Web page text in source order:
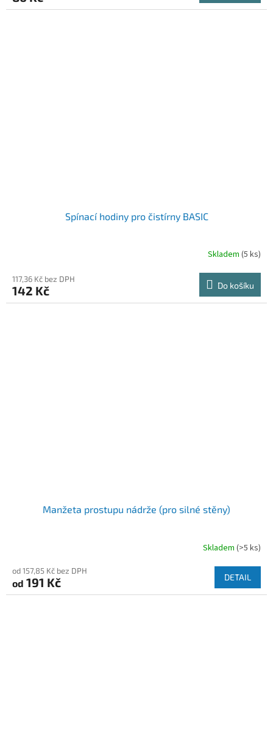
Spínací hodiny pro čistírny BASIC
Skladem (5 ks)
117,36 Kč bez DPH
142 Kč Do košíku
Manžeta prostupu nádrže (pro silné stěny)
Skladem (>5 ks)
od 157,85 Kč bez DPH
od 191 Kč DETAIL